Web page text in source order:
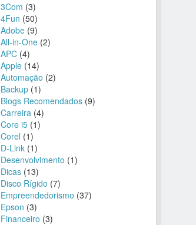
3Com (3)
4Fun (50)
Adobe (9)
All-in-One (2)
APC (4)
Apple (14)
Automação (2)
Backup (1)
Blogs Recomendados (9)
Carreira (4)
Core i5 (1)
Corel (1)
D-Link (1)
Desenvolvimento (1)
Dicas (13)
Disco Rígido (7)
Empreendedorismo (37)
Epson (3)
Financeiro (3)